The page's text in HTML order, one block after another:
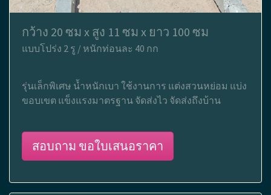
กว้าง 20 ซม x สูง 11 ซม x ยาว 100 ซม
แบบโปร่ง 2 รู / หนักท่อนละ 40 กก
รุ่นเล็กพิเศษ น้ำหนักเบา ใช้งานการ แต่งสวนหย่อม แบ่ง
ขอบเขต แข็งแรงมาตรฐาน จัดส่งไว จัดส่งถึงบ้าน
สอบถาม ขอใบเสนอราคา